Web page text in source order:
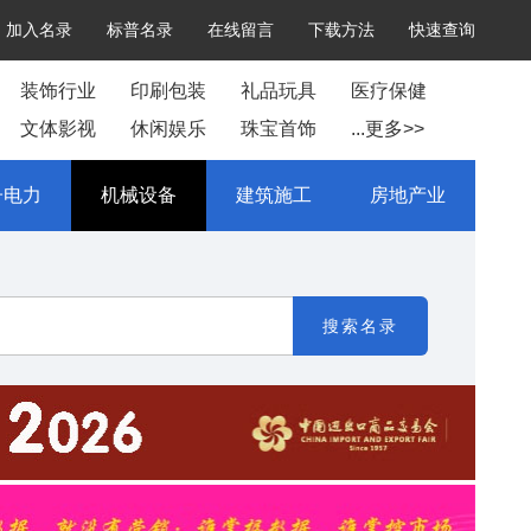
加入名录 标普名录 在线留言 下载方法 快速查询
装饰行业 印刷包装 礼品玩具
医疗保健
文体影视
休闲娱乐 珠宝首饰 ...更多>>
力 机械设备 建筑施工 房地产业
搜索名录